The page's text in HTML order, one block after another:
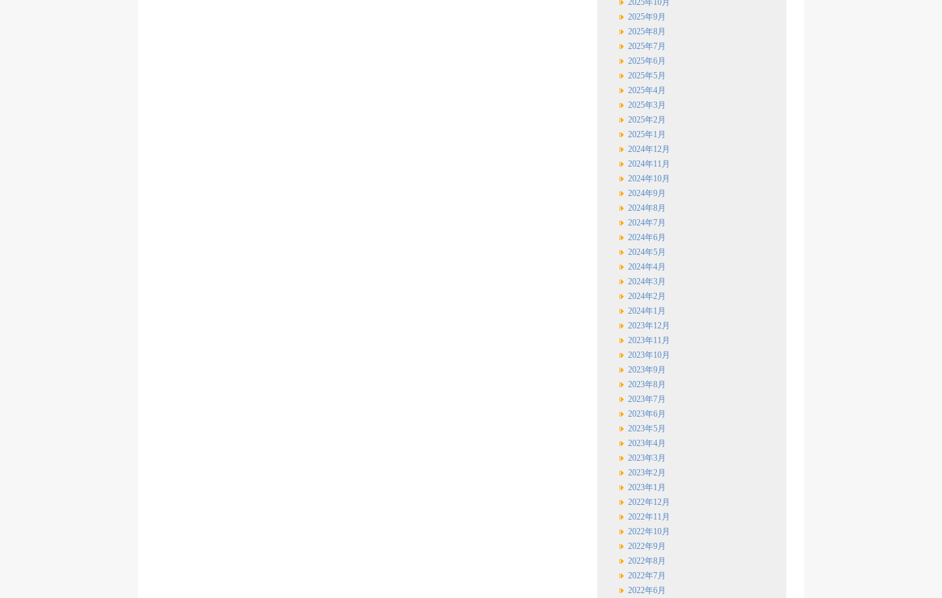
2025年10月
2025年9月
2025年8月
2025年7月
2025年6月
2025年5月
2025年4月
2025年3月
2025年2月
2025年1月
2024年12月
2024年11月
2024年10月
2024年9月
2024年8月
2024年7月
2024年6月
2024年5月
2024年4月
2024年3月
2024年2月
2024年1月
2023年12月
2023年11月
2023年10月
2023年9月
2023年8月
2023年7月
2023年6月
2023年5月
2023年4月
2023年3月
2023年2月
2023年1月
2022年12月
2022年11月
2022年10月
2022年9月
2022年8月
2022年7月
2022年6月